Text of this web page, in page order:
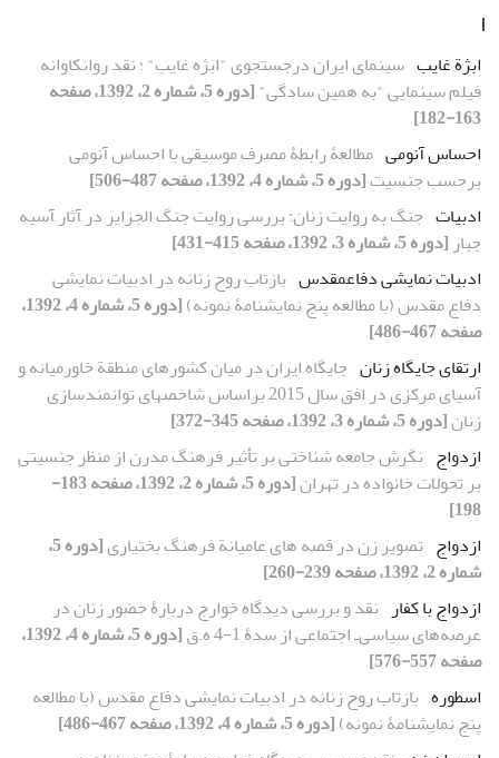
ا
ابژة غایب سینمای ایران درجستجوی "ابژه غایب" ؛ نقد روانکاوانه
فیلم سینمایی "به همین سادگی"
[دوره 5، شماره 2، 1392، صفحه
163-182]
احساس آنومی مطالعۀ رابطۀ مصرف موسیقی با احساس آنومی
بر‌حسب جنسیت[دوره 5، شماره 4، 1392، صفحه 487-506]
ادبیات جنگ به روایت زنان: بررسی روایت جنگ الجزایر در آثار آسیه
جبار [دوره 5، شماره 3، 1392، صفحه 415-431]
ادبیات نمایشی دفاع‏مقدس بازتاب روح زنانه در ادبیات نمایشی
دفاع مقدس (با مطالعه پنج نمایشنامۀ نمونه)
[دوره 5، شماره 4، 1392،
صفحه 467-486]
ارتقای جایگاه زنان جایگاه ایران در میان کشورهای منطقة خاورمیانه و
آسیای مرکزی در افق سال 2015 براساس شاخص‏های توانمندسازی
زنان[دوره 5، شماره 3، 1392، صفحه 345-372]
ازدواج نگرش جامعه شناختی بر تأثیر فرهنگ مدرن از منظر جنسیتی
بر تحولات خانواده در تهران
[دوره 5، شماره 2، 1392، صفحه 183-
198]
ازدواج تصویر زن در قصه های عامیانة فرهنگ بختیاری
[دوره 5،
شماره 2، 1392، صفحه 239-260]
ازدواج با کفار نقد و بررسی دیدگاه خوارج دربارۀ حضور زنان در
عرصه‌های سیاسی‌ـ اجتماعی از سدۀ 1-4 ه‌.ق
[دوره 5، شماره 4، 1392،
صفحه 557-576]
اسطوره بازتاب روح زنانه در ادبیات نمایشی دفاع مقدس (با مطالعه
پنج نمایشنامۀ نمونه)[دوره 5، شماره 4، 1392، صفحه 467-486]